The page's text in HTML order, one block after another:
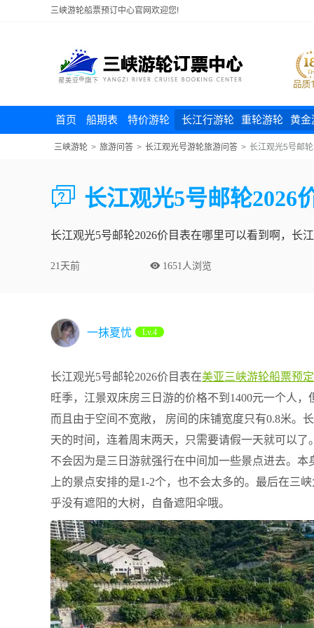
三峡游轮船票预订中心官网欢迎您!
首页 船期表 特价游轮 长江行游轮 重轮游轮 黄金
三峡游轮 > 旅游问答 > 长江观光号游轮旅游问答 > 长江观光5号邮
 长江观光5号邮轮2026
长江观光5号邮轮2026价目表在哪里可以看到啊，长
21天前  1651人浏览
一抹夏忧 Lv.4
长江观光5号邮轮2026价目表在美亚三峡游轮船票预
旺季，江景双床房三日游的价格不到1400元一个人
而且由于空间不宽敞， 房间的床铺宽度只有0.8米。
天的时间，连着周末两天，只需要请假一天就可以
不会因为是三日游就强行在中间加一些景点进去。
上的景点安排的是1-2个，也不会太多的。最后在三
乎没有遮阳的大树，自备遮阳伞哦。